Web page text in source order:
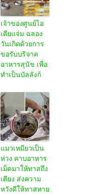
เจ้าของศูนย์ไอ
เดียแจ่ม ฉลอง
วันเกิดด้วยการ
ขอรับบริจาค
อาหารสุนัข เพื่อ
ทำเป็นบัลลังก์
แมวเหมียวเป็น
ห่วง คาบอาหาร
เม็ดมาให้ทาสถึง
เตียง ส่งความ
หวังดีให้ทาสหาย